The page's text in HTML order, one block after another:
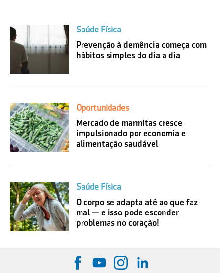
Saúde Física
Prevenção à demência começa com
hábitos simples do dia a dia
Oportunidades
Mercado de marmitas cresce
impulsionado por economia e
alimentação saudável
Saúde Física
O corpo se adapta até ao que faz
mal — e isso pode esconder
problemas no coração!